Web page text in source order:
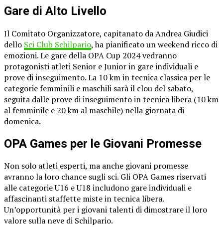
Gare di Alto Livello
Il Comitato Organizzatore, capitanato da Andrea Giudici
dello Sci Club Schilpario, ha pianificato un weekend ricco di
emozioni. Le gare della OPA Cup 2024 vedranno
protagonisti atleti Senior e Junior in gare individuali e
prove di inseguimento. La 10 km in tecnica classica per le
categorie femminili e maschili sarà il clou del sabato,
seguita dalle prove di inseguimento in tecnica libera (10 km
al femminile e 20 km al maschile) nella giornata di
domenica.
OPA Games per le Giovani Promesse
Non solo atleti esperti, ma anche giovani promesse
avranno la loro chance sugli sci. Gli OPA Games riservati
alle categorie U16 e U18 includono gare individuali e
affascinanti staffette miste in tecnica libera.
Un’opportunità per i giovani talenti di dimostrare il loro
valore sulla neve di Schilpario.